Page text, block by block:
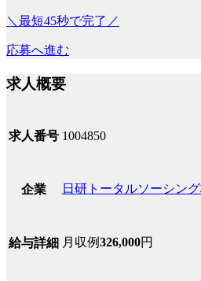
＼最短45秒で完了／
応募へ進む
求人概要
求人番号 1004850
企業 日研トータルソーシン
給与詳細 月収例326,000円